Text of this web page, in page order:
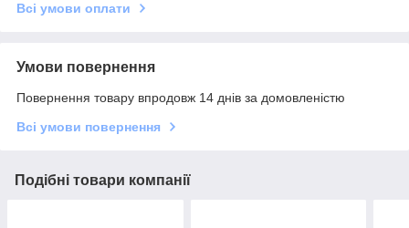
Всі умови оплати
Умови повернення
Повернення товару впродовж 14 днів за домовленістю
Всі умови повернення
Подібні товари компанії